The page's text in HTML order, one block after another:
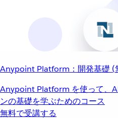
Anypoint Platform：開発基礎 (
Anypoint Platform を使って、
ンの基礎を学ぶためのコース
無料で受講する